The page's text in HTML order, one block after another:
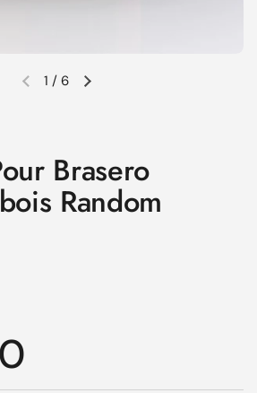
Diapositive précédente
Diapositive suivante
1 / 6
Brasero
Random